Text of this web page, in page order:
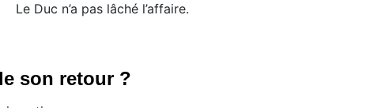
Le Duc n’a pas lâché l’affaire.
son retour ?